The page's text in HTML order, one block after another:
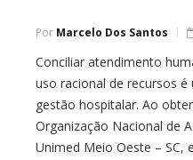
Por Marcelo Dos Santos
Conciliar atendimento
uso racional de recursos
gestão hospitalar. Ao
Organização Nacional de
Unimed Meio Oeste – SC,